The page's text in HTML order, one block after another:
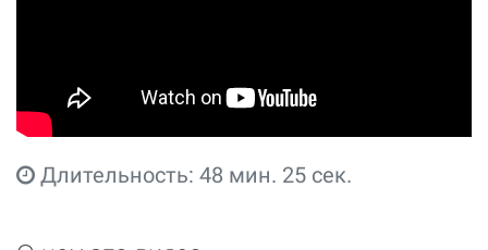
Длительность: 48 мин. 25 сек.